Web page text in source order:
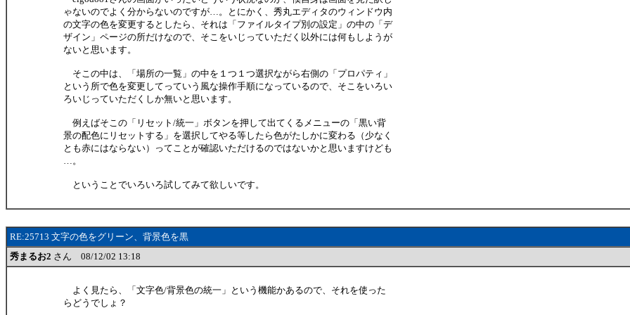
ゃないのでよく分からないのですが…。とにかく、秀丸エディタのウィンドウ内
の文字の色を変更するとしたら、それは「ファイルタイプ別の設定」の中の「デ
ザイン」ページの所だけなので、そこをいじっていただく以外には何もしようが
ないと思います。
そこの中は、「場所の一覧」の中を１つ１つ選択ながら右側の「プロパティ」
という所で色を変更してっていう風な操作手順になっているので、そこをいろい
ろいじっていただくしか無いと思います。
例えばそこの「リセット/統一」ボタンを押して出てくるメニューの「黒い背
景の配色にリセットする」を選択してやる等したら色がたしかに変わる（少なく
とも赤にはならない）ってことが確認いただけるのではないかと思いますけども
…。
ということでいろいろ試してみて欲しいです。
RE:25713 文字の色をグリーン、背景色を黒
秀まるお2 さん 08/12/02 13:18
よく見たら、「文字色/背景色の統一」という機能かあるので、それを使った
らどうでしょ？